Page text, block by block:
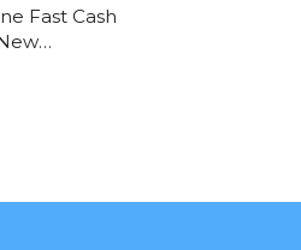
Fast Cash